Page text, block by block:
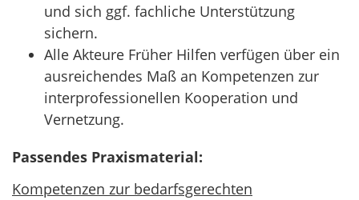
und sich ggf. fachliche Unterstützung
sichern.
Alle Akteure Früher Hilfen verfügen über ein
ausreichendes Maß an Kompetenzen zur
interprofessionellen Kooperation und
Vernetzung.
Passendes Praxismaterial:
Kompetenzen zur bedarfsgerechten